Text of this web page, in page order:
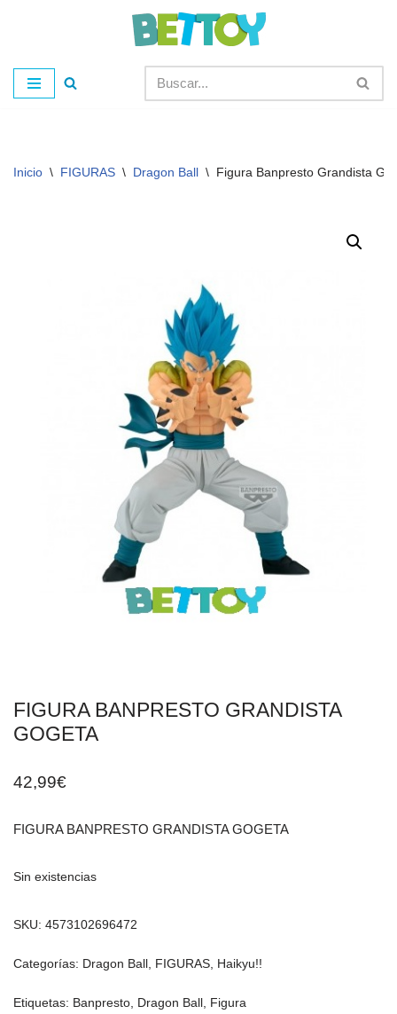
al
contenido
Inicio \ FIGURAS \ Dragon Ball \ Figura Banpresto Grandista
FIGURA BANPRESTO GRANDISTA
GOGETA
42,99€
FIGURA BANPRESTO GRANDISTA GOGETA
Sin existencias
SKU: 4573102696472
Categorías: Dragon Ball FIGURAS Haikyu!!
Etiquetas: Banpresto Dragon Ball Figura